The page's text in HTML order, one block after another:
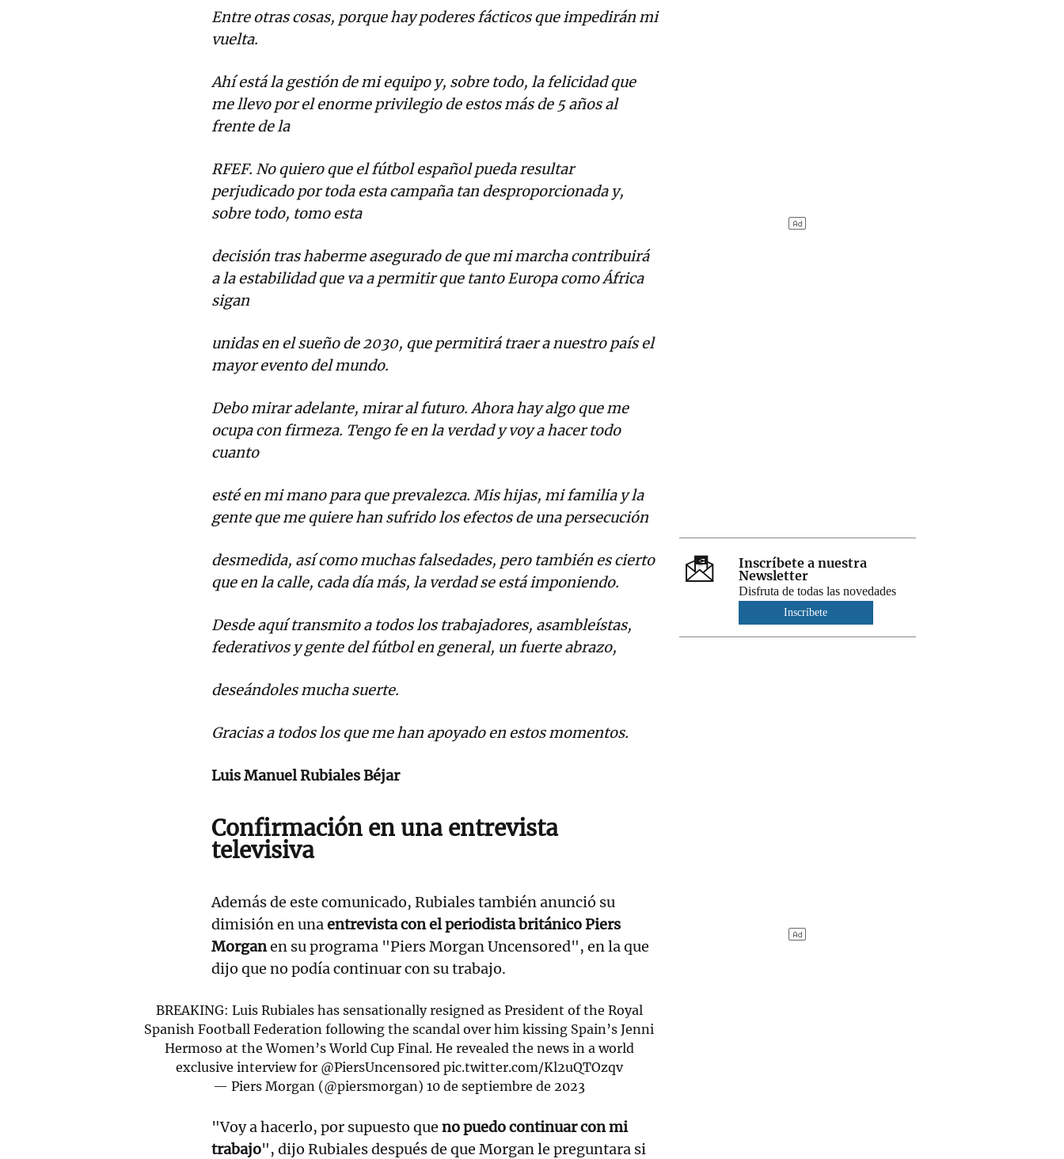
Entre otras cosas, porque hay poderes fácticos que impedirán mi
vuelta.
Ahí está la gestión de mi equipo y, sobre todo, la felicidad que
me llevo por el enorme privilegio de estos más de 5 años al
frente de la
RFEF. No quiero que el fútbol español pueda resultar
perjudicado por toda esta campaña tan desproporcionada y,
sobre todo, tomo esta
decisión tras haberme asegurado de que mi marcha contribuirá
a la estabilidad que va a permitir que tanto Europa como África
sigan
unidas en el sueño de 2030, que permitirá traer a nuestro país el
mayor evento del mundo.
Debo mirar adelante, mirar al futuro. Ahora hay algo que me
ocupa con firmeza. Tengo fe en la verdad y voy a hacer todo
cuanto
esté en mi mano para que prevalezca. Mis hijas, mi familia y la
gente que me quiere han sufrido los efectos de una persecución
desmedida, así como muchas falsedades, pero también es cierto
que en la calle, cada día más, la verdad se está imponiendo.
Desde aquí transmito a todos los trabajadores, asambleístas,
federativos y gente del fútbol en general, un fuerte abrazo,
deseándoles mucha suerte.
Gracias a todos los que me han apoyado en estos momentos.
Luis Manuel Rubiales Béjar
Confirmación en una entrevista
televisiva
Además de este comunicado, Rubiales también anunció su
dimisión en unaentrevista con el periodista británico Piers
Morganen su programa "Piers Morgan Uncensored", en la que
dijo que no podía continuar con su trabajo.
BREAKING: Luis Rubiales has sensationally resigned as President of the Royal
Spanish Football Federation following the scandal over him kissing Spain’s Jenni
Hermoso at the Women’s World Cup Final. He revealed the news in a world
exclusive interview for ⁦ @PiersUncensored pic.twitter.com/Kl2uQTOzqv
— Piers Morgan (@piersmorgan)10 de septiembre de 2023
"Voy a hacerlo, por supuesto que no puedo continuar con mi
trabajo", dijo Rubiales después de que Morgan le preguntara si
Inscríbete a nuestra
Newsletter
Disfruta de todas las novedades
Inscríbete